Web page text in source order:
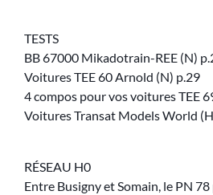
TESTS
BB 67000 Mikadotrain-REE (N)
Voitures TEE 60 Arnold (N) p.29
4 compos pour vos voitures TEE
Voitures Transat Models World
RÉSEAU H0
Entre Busigny et Somain, le PN 78